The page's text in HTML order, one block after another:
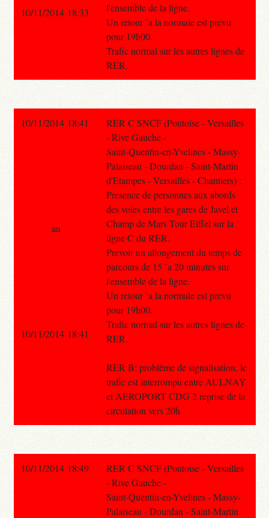
l'ensemble de la ligne.
Un retour `a la normale est prevu
pour 19h00.
Trafic normal sur les autres lignes de
RER.
10/11/2014 18:33
10/11/2014 18:41
RER C SNCF (Pontoise - Versailles
- Rive Gauche -
Saint-Quentin-en-Yvelines - Massy-
Palaiseau - Dourdan - Saint-Martin
d'Etampes - Versailles - Chantiers) :
Presence de personnes aux abords
des voies entre les gares de Javel et
Champ de Mars Tour Eiffel sur la
ligne C du RER.
Prevoir un allongement du temps de
parcours de 15 `a 20 minutes sur
l'ensemble de la ligne.
Un retour `a la normale est prevu
pour 19h00.
Trafic normal sur les autres lignes de
RER.
RER B: problème de signalisation, le
trafic est interrompu entre AULNAY
et AEROPORT CDG 2 reprise de la
circulation vers 20h
au
10/11/2014 18:41
10/11/2014 18:49
RER C SNCF (Pontoise - Versailles
- Rive Gauche -
Saint-Quentin-en-Yvelines - Massy-
Palaiseau - Dourdan - Saint-Martin